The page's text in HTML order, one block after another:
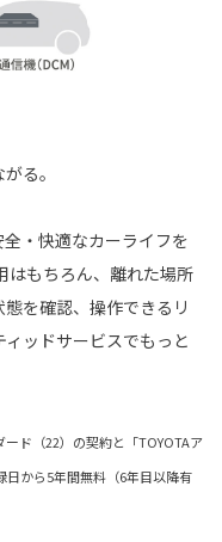
る。
・快適なカーライフを
もちろん、離れた場所
を確認、操作できるリ
ッドサービスでもっと
ド（22）の契約と「TOYOTAア
日から5年間無料（6年目以降有